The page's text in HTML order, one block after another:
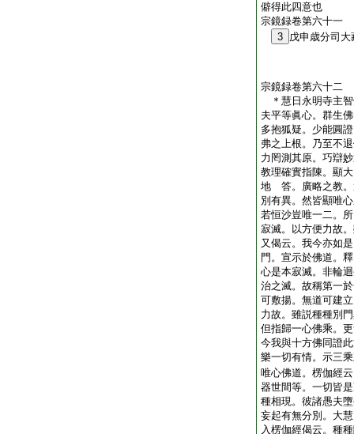
僻得此四意也
宗鏡録卷第六十一
3 戊申歳分司
宗鏡録卷第六十二
＊慧日永明寺主
夫平等眞心。群生
多抱狐疑。少能圓
弗之上根。乃至不
力罔測其原。巧辯
教理確實指陳。顯
地 答。廣略之教。
別有異。然皆顯唯
若恒沙豈唯一二。
寂滅。以方便力故
又偈云。我今亦如
門。宣示於佛道。
心是本寂滅。非輪
治之滅。故稱第一
可敷揚。無道可建
力故。雖説種種別
但指歸一心佛乘。
今我與十方佛同證
樂一切有情。示三
唯心佛道。楞伽經
器世間等。一切皆
種相現。彼諸愚夫
妄起有無分別。大
入楞伽經偈云。種